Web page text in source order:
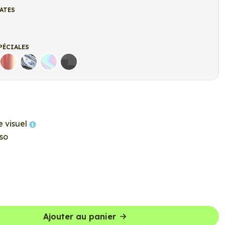
Rose Gold
ChromeHolographique
Carbone Noir
visuel
Ajouter au panier